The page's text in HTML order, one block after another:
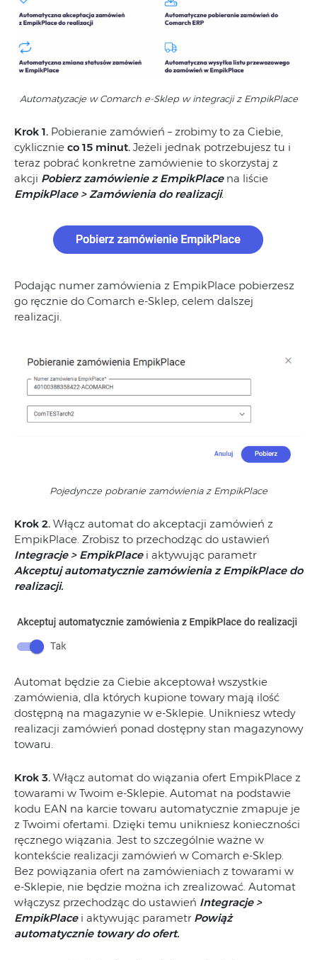
Automatyzacje w Comarch e-Sklep w integracji z EmpikPlace
Krok 1. Pobieranie zamówień – zrobimy to za Ciebie,
cyklicznie co 15 minut. Jeżeli jednak potrzebujesz tu i
teraz pobrać konkretne zamówienie to skorzystaj z
akcji Pobierz zamówienie z EmpikPlacena liście
EmpikPlace > Zamówienia do realizacji.
Podając numer zamówienia z EmpikPlace pobierzesz
go ręcznie do Comarch e-Sklep, celem dalszej
realizacji.
Pojedyncze pobranie zamówienia z EmpikPlace
Krok 2. Włącz automat do akceptacji zamówień z
EmpikPlace. Zrobisz to przechodząc do ustawień
Integracje > EmpikPlacei aktywując parametr
Akceptuj automatycznie zamówienia z EmpikPlace do
realizacji.
Automat będzie za Ciebie akceptował wszystkie
zamówienia, dla których kupione towary mają ilość
dostępną na magazynie w e-Sklepie. Unikniesz wtedy
realizacji zamówień ponad dostępny stan magazynowy
towaru.
Krok 3. Włącz automat do wiązania ofert EmpikPlace z
towarami w Twoim e-Sklepie. Automat na podstawie
kodu EAN na karcie towaru automatycznie zmapuje je
z Twoimi ofertami. Dzięki temu unikniesz konieczności
ręcznego wiązania. Jest to szczególnie ważne w
kontekście realizacji zamówień w Comarch e-Sklep.
Bez powiązania ofert na zamówieniach z towarami w
e-Sklepie, nie będzie można ich zrealizować. Automat
włączysz przechodząc do ustawień Integracje >
EmpikPlacei aktywując parametr Powiąż
automatycznie towary do ofert.